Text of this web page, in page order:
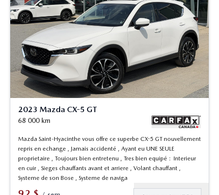
2023 Mazda CX-5 GT
68 000 km
Mazda Saint-Hyacinthe vous offre ce superbe CX-5 GT nouvellement
repris en echange , Jamais accidenté , Ayant eu UNE SEULE
proprietaire , Toujours bien entretenu , Tres bien equipé : Interieur
en cuir , Sieges chauffants avant et arriere , Volant chauffant ,
Systeme de son Bose , Systeme de naviga